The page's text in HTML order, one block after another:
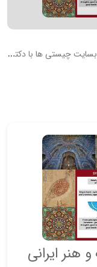
ن
مادهای مقدس در فرهنگ و هنر ایرانی، گفتگوی وبسایت چیستی ها با دکتر جبار رحمانی
ایرانی